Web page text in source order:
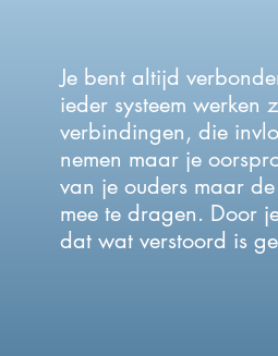
Je bent altijd
ieder systeem
verbindingen, die
nemen maar je
van je ouders maar
mee te dragen. Door
dat wat verstoord is